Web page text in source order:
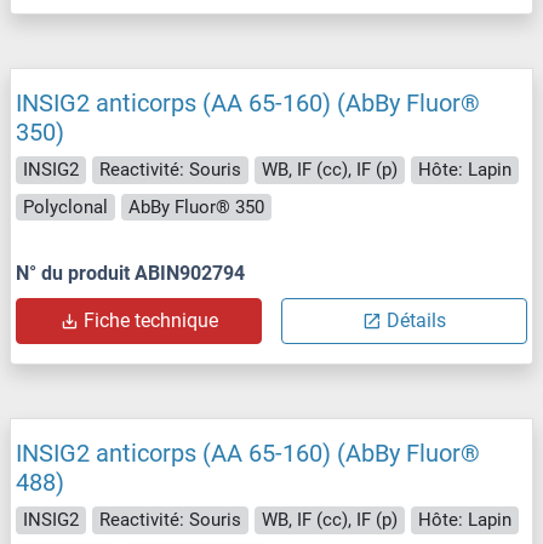
INSIG2 anticorps (AA 65-160) (AbBy Fluor®
350)
INSIG2 Reactivité: Souris WB, IF (cc), IF (p)
Hôte: Lapin
Polyclonal
AbBy Fluor® 350
N° du produit ABIN902794
Fiche technique Détails
INSIG2 anticorps (AA 65-160) (AbBy Fluor®
488)
INSIG2 Reactivité: Souris WB, IF (cc), IF (p)
Hôte: Lapin